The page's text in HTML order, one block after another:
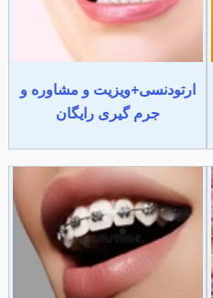
ارتودنسی+ویزیت و مشاوره و
جرم گیری رایگان